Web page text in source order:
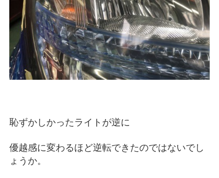
恥ずかしかったライトが逆に
優越感に変わるほど逆転できたのではないでし
ょうか。